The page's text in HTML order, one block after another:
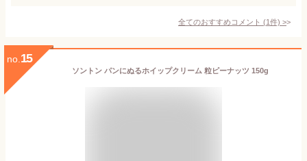
全てのおすすめコメント (1件) >
no. 15
ソントン パンにぬるホイップクリーム 粒ピーナッツ 150g